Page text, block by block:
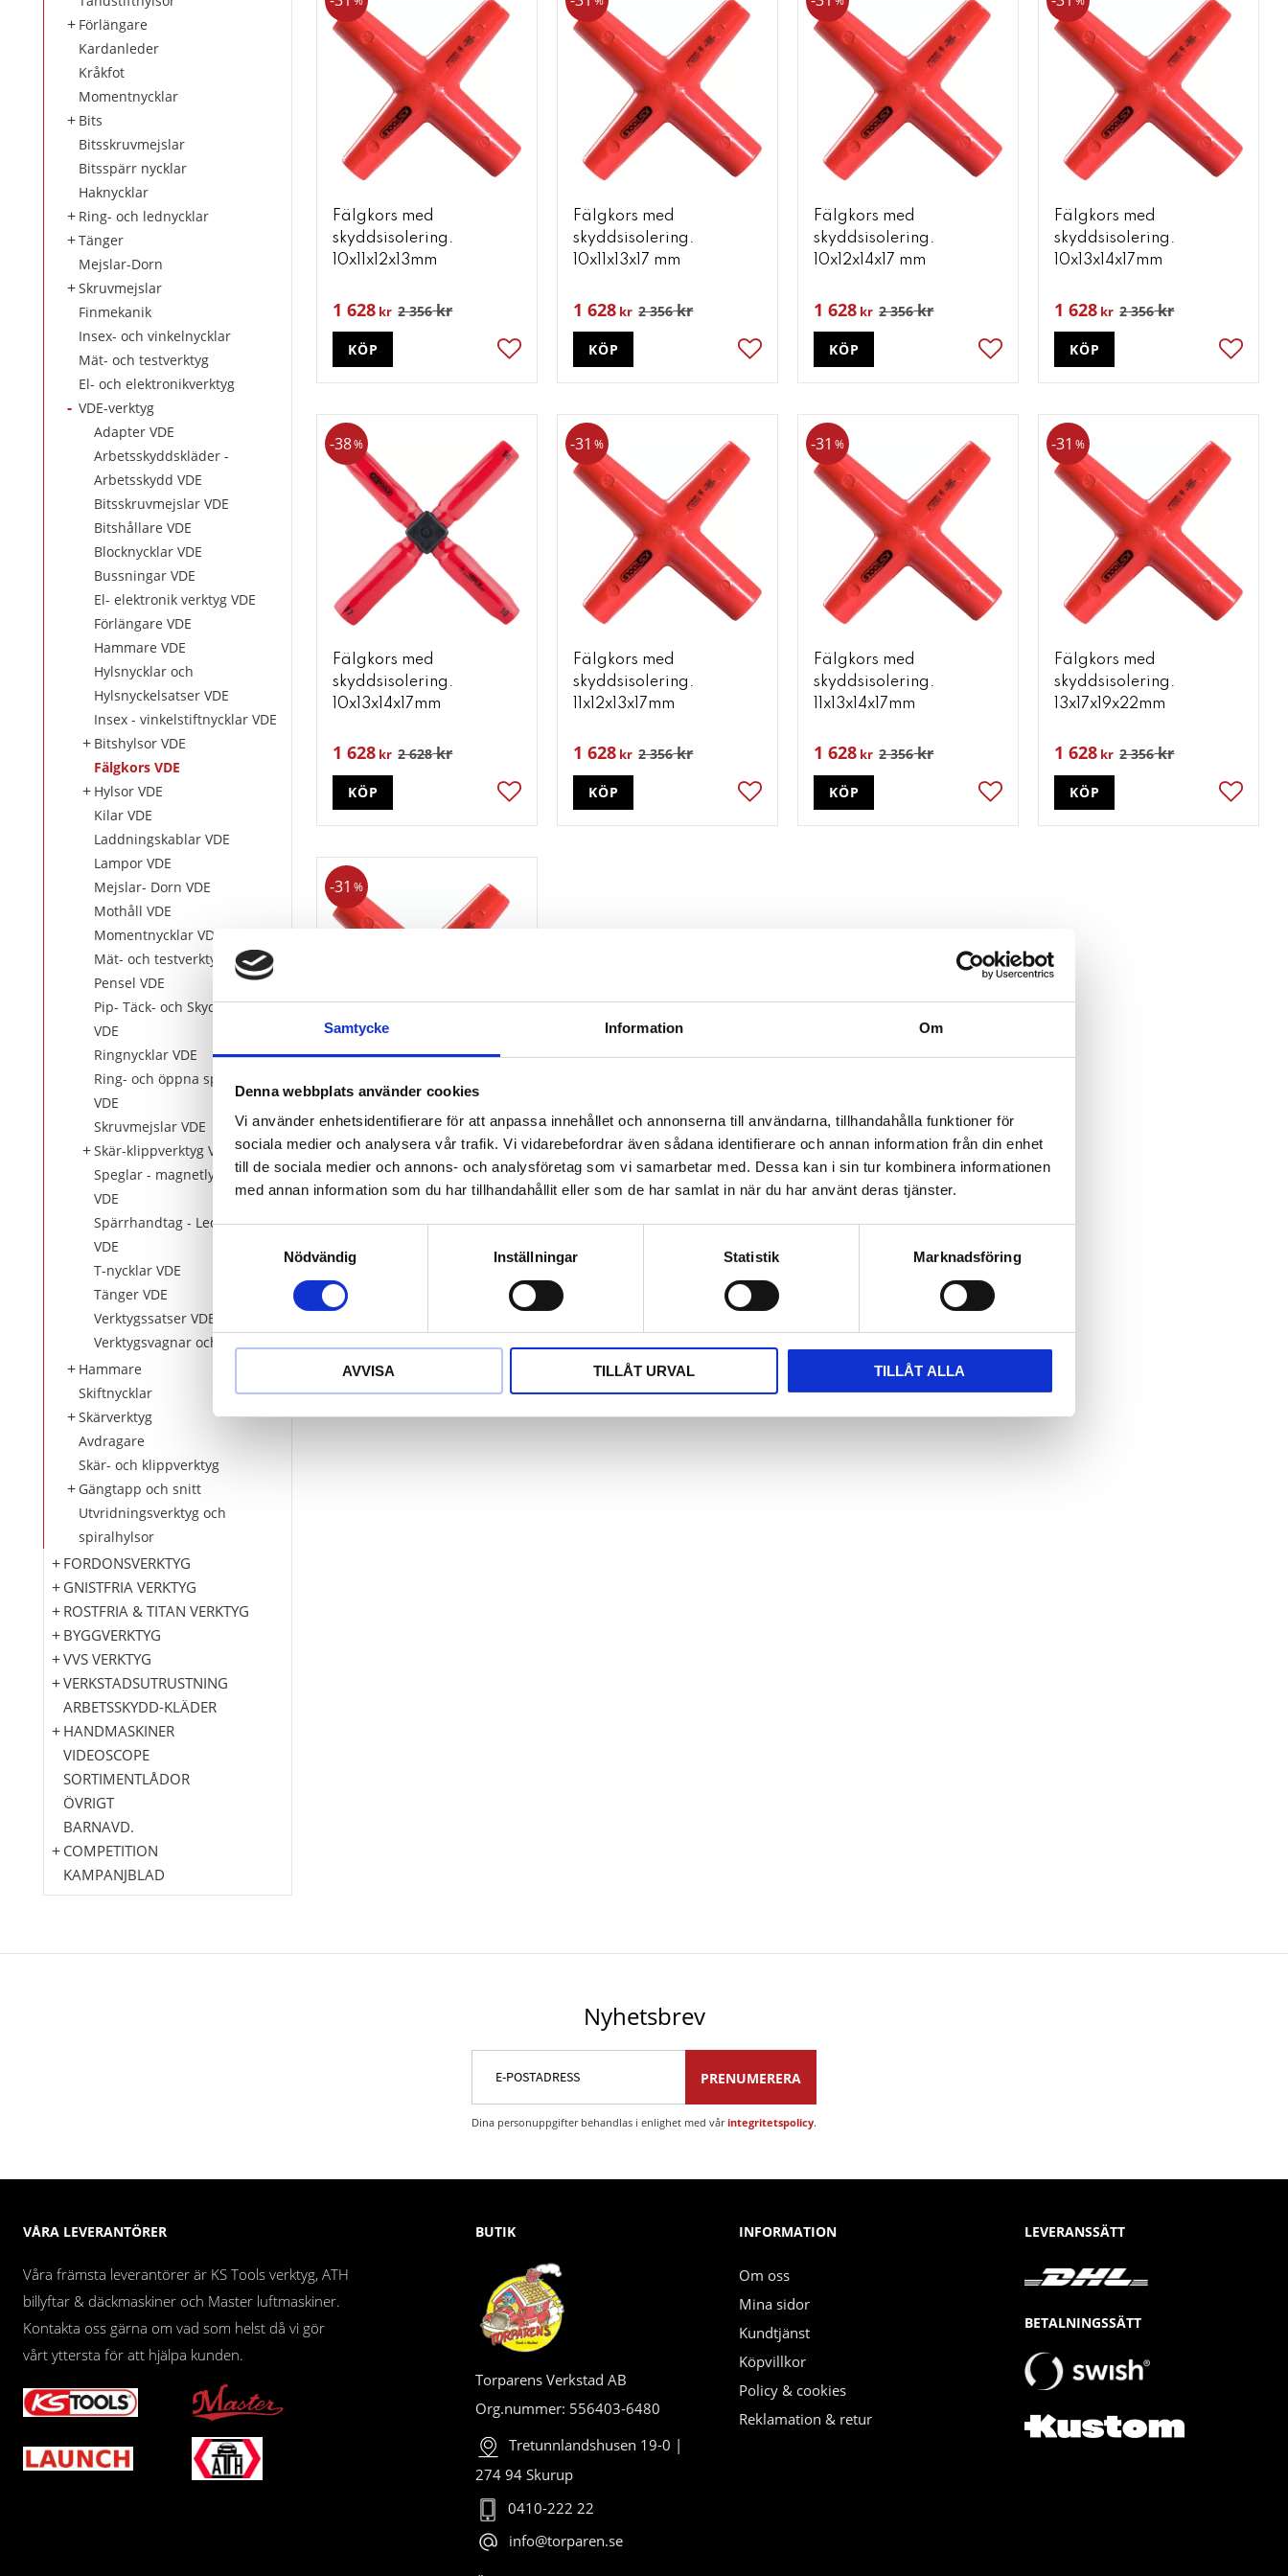
Samtycke Information Om
Denna webbplats använder cookies
Vi använder enhetsidentifierare för att anpassa innehållet och annonserna till användarna, tillhandahålla funktioner för
sociala medier och analysera vår trafik. Vi vidarebefordrar även sådana identifierare och annan information från din enhet
till de sociala medier och annons- och analysföretag som vi samarbetar med. Dessa kan i sin tur kombinera informationen
med annan information som du har tillhandahållit eller som de har samlat in när du har använt deras tjänster.
Nödvändig
Inställningar Statistik Marknadsföring
AVVISA TILLÅT URVAL TILLÅT ALLA
Fälgkors med
skyddsisolering.
10x11x12x13mm
1 628 kr 2 356kr
Lägg till i favoriter
KÖP
Fälgkors med
skyddsisolering.
10x11x13x17 mm
1 628 kr 2 356kr
Lägg till i favoriter
KÖP
Fälgkors med
skyddsisolering.
10x12x14x17 mm
1 628 kr 2 356kr
Lägg till i favoriter
KÖP
Fälgkors med
skyddsisolering.
10x13x14x17mm
1 628 kr 2 356kr
Lägg
KÖP
Fälgkors med
skyddsisolering.
10x13x14x17mm
1 628 kr 2 628kr
38%
Lägg till i favoriter
KÖP
Fälgkors med
skyddsisolering.
11x12x13x17mm
1 628 kr 2 356kr
31 %
Lägg till i favoriter
KÖP
Fälgkors med
skyddsisolering.
11x13x14x17mm
1 628 kr 2 356kr
31 %
Lägg till i favoriter
KÖP
Fälgkors med
skyddsisolering.
13x17x19x22mm
1 628 kr 2 356kr
31 %
Lägg
KÖP
skyddsisolering.
14x17x19x22mm
1 628kr 2 356kr
31 %
Förlängare
Kardanleder
Kråkfot
Momentnycklar
Bits
Bitsskruvmejslar
Bitsspärr nycklar
Haknycklar
Ring- och lednycklar
Tänger
Mejslar-Dorn
Skruvmejslar
Finmekanik
Insex- och vinkelnycklar
Mät- och testverktyg
El- och elektronikverktyg
VDE-verktyg
Adapter VDE
Arbetsskyddskläder -
Arbetsskydd VDE
Bitsskruvmejslar VDE
Bitshållare VDE
Blocknycklar VDE
Bussningar VDE
El- elektronik verktyg VDE
Förlängare VDE
Hammare VDE
Hylsnycklar och
Hylsnyckelsatser VDE
Insex - vinkelstiftnycklar VDE
Bitshylsor VDE
Fälgkors VDE
Hylsor VDE
Kilar VDE
Laddningskablar VDE
Lampor VDE
Mejslar- Dorn VDE
Mothåll VDE
Momentnycklar VDE
Mät- och testverktyg VDE
Pensel VDE
Pip- Täck- och Skyddskåpor
VDE
Ringnycklar VDE
Ring- och öppna spärrnycklar
VDE
Skruvmejslar VDE
Skär-klippverktyg VDE
Speglar - magnetlyft - pincett
VDE
Spärrhandtag - Ledhandtag
VDE
T-nycklar VDE
Tänger VDE
Verktygssatser VDE
Verktygsvagnar och inlägg VDE
Hammare
Skiftnycklar
Skärverktyg
Avdragare
Skär- och klippverktyg
Gängtapp och snitt
Utvridningsverktyg och
spiralhylsor
FORDONSVERKTYG
GNISTFRIA VERKTYG
ROSTFRIA & TITAN VERKTYG
BYGGVERKTYG
VVS VERKTYG
VERKSTADSUTRUSTNING
ARBETSSKYDD-KLÄDER
HANDMASKINER
VIDEOSCOPE
SORTIMENTLÅDOR
ÖVRIGT
BARNAVD.
COMPETITION
KAMPANJBLAD
Nyhetsbrev
PRENUMERERA
Dina personuppgifter behandlas i enlighet med vårintegritetspolicy.
VÅRA LEVERANTÖRER
Våra främsta leverantörer är KS Tools verktyg, ATH
billyftar & däckmaskiner och Master luftmaskiner.
Kontakta oss gärna om vad som helst då vi gör
vårt yttersta för att hjälpa kunden.
BUTIK
Torparens Verkstad AB
Org.nummer: 556403-6480
Tretunnlandshusen 19-0 |
274 94 Skurup
0410-222 22
info@torparen.se
INFORMATION
Om oss
Mina sidor
Kundtjänst
Köpvillkor
Policy & cookies
Reklamation & retur
LEVERANSSÄTT
BETALNINGSSÄTT